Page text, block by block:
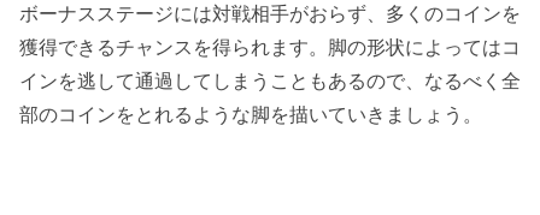
ボーナスステージには対戦相手がおらず、多くのコインを
獲得できるチャンスを得られます。脚の形状によってはコ
インを逃して通過してしまうこともあるので、なるべく全
部のコインをとれるような脚を描いていきましょう。